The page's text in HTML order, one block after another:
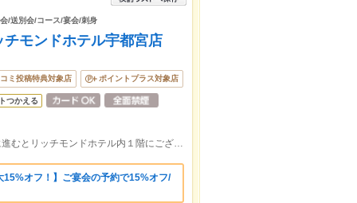
/送別会/コース/宴会/刺身
モンドホテル宇都宮店
ミ投稿特典対象店 ポイントプラス対象店
つかえる
JR宇都宮駅西口徒歩2分駅を背にして左に進むとリッチモンドホテル内１階にございます。
オフ！】ご宴会の予約で15%オフ/